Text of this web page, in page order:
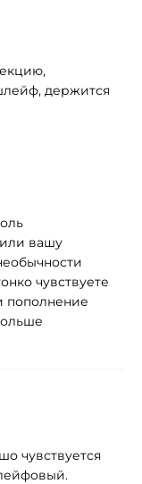
держится
вашу
чувствуете
пополнение
чувствуется